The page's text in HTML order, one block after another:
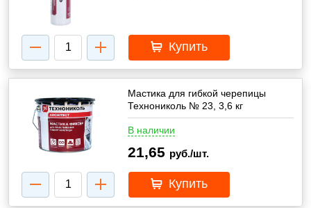
Купить
Мастика для гибкой черепицы
Технониколь № 23, 3,6 кг
В наличии
21,65 руб./шт.
Купить